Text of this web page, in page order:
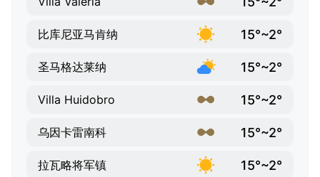
比库尼亚马肯纳 15°~2°
圣马格达莱纳 15°~2°
Villa Huidobro 15°~2°
乌因卡雷南科 15°~2°
拉瓦略将军镇 15°~2°